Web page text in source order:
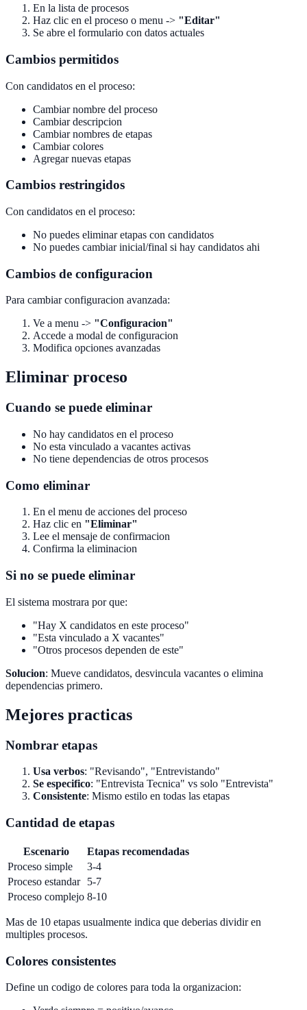
En la lista de procesos
Haz clic en el proceso o menu -> "Editar"
Se abre el formulario con datos actuales
Cambios permitidos
Con candidatos en el proceso:
Cambiar nombre del proceso
Cambiar descripcion
Cambiar nombres de etapas
Cambiar colores
Agregar nuevas etapas
Cambios restringidos
Con candidatos en el proceso:
No puedes eliminar etapas con candidatos
No puedes cambiar inicial/final si hay candidatos ahi
Cambios de configuracion
Para cambiar configuracion avanzada:
Ve a menu -> "Configuracion"
Accede a modal de configuracion
Modifica opciones avanzadas
Eliminar proceso
Cuando se puede eliminar
No hay candidatos en el proceso
No esta vinculado a vacantes activas
No tiene dependencias de otros procesos
Como eliminar
En el menu de acciones del proceso
Haz clic en "Eliminar"
Lee el mensaje de confirmacion
Confirma la eliminacion
Si no se puede eliminar
El sistema mostrara por que:
"Hay X candidatos en este proceso"
"Esta vinculado a X vacantes"
"Otros procesos dependen de este"
Solucion: Mueve candidatos, desvincula vacantes o elimina
dependencias primero.
Mejores practicas
Nombrar etapas
Usa verbos: "Revisando", "Entrevistando"
Se especifico: "Entrevista Tecnica" vs solo "Entrevista"
Consistente: Mismo estilo en todas las etapas
Cantidad de etapas
Escenario
Etapas recomendadas
Proceso simple
3-4
Proceso estandar
5-7
Proceso complejo 8-10
Mas de 10 etapas usualmente indica que deberias dividir en
multiples procesos.
Colores consistentes
Define un codigo de colores para toda la organizacion: